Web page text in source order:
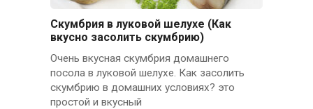
Скумбрия в луковой шелухе (Как
вкусно засолить скумбрию)
Очень вкусная скумбрия домашнего
посола в луковой шелухе. Как засолить
скумбрию в домашних условиях? это
простой и вкусный